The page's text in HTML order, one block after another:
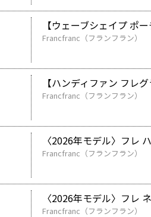
【ウェーブシェイプ ポー
Francfranc（フランフラン）
【ハンディファン フレ
Francfranc（フランフラン）
〈2026年モデル〉フレ
Francfranc（フランフラン）
〈2026年モデル〉フレ
Francfranc（フランフラン）